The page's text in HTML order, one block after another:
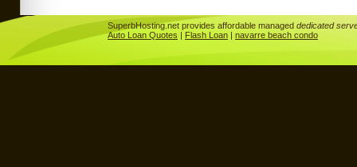
SuperbHosting.net provides affordable managed dedicated
Auto Loan Quotes | Flash Loan | navarre beach condo